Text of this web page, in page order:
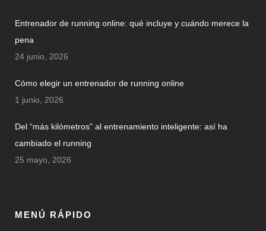
Entrenador de running online: qué incluye y cuándo merece la
pena
24 junio, 2026
Cómo elegir un entrenador de running online
1 junio, 2026
Del “más kilómetros” al entrenamiento inteligente: así ha
cambiado el running
25 mayo, 2026
MENÚ RÁPIDO